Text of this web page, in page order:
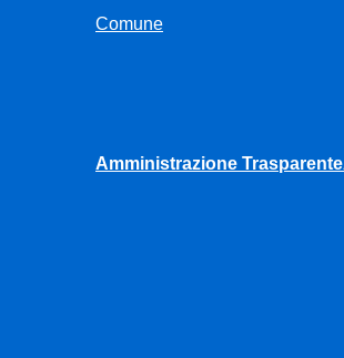
Comune
Amministrazione Trasparente